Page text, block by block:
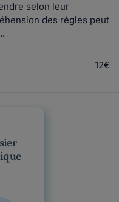
selon leur
des règles peut
12€